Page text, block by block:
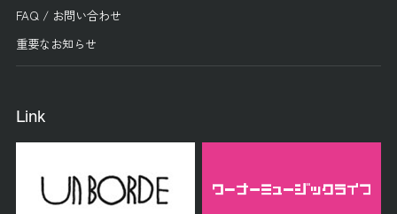
FAQ / お問い合わせ
重要なお知らせ
Link